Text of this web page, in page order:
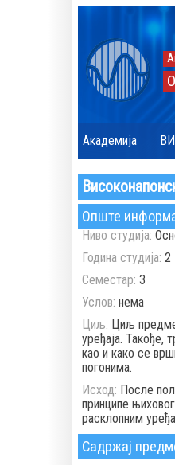
Академија
Опште
Ниво студија:
Година студија: 2
Семестар: 3
Услов: нема
Циљ: Циљ
уређаја. Такође,
као и како се
погонима.
Исход: После
принципе
расклопним
Садржај